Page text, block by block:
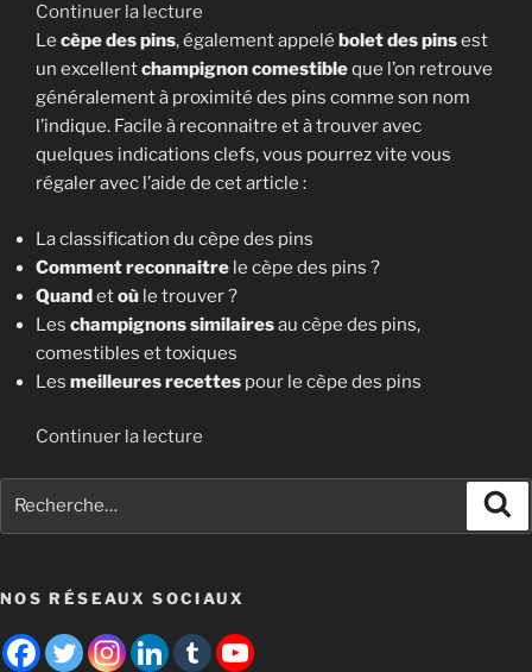
B
o
l
e
t
u
p
i
n
o
p
h
e
d
e
s
p
i
s
[
B
o
l
e
h
Continuer la lecture
e
«
L
e
c
p
e
d
e
s
p
e
t
u
Le cèpe des pins, également appelé bolet des pinsest
un excellentchampignon comestibleque l’on retrouve
généralement à proximité des pins comme son nom
l’indique. Facile à reconnaitre et à trouver avec
quelques indications clefs, vous pourrez vite vous
régaler avec l’aide de cet article :
La classification du cèpe des pins
Comment reconnaitre le cèpe des pins ?
Quandetoù le trouver ?
Les champignons similairesau cèpe des pins,
comestibles et toxiques
Les meilleures recettes pour le cèpe des pins
Continuer la lecture
c
è
p
NOS RÉSEAUX SOCIAUX